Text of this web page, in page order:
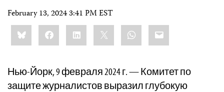
February 13, 2024 3:41 PM EST
Share
this:BlueskyFacebookLinkedIn WhatsApp
Email
Нью-Йорк, 9 февраля 2024 г. — Комитет по
защите журналистов выразил глубокую